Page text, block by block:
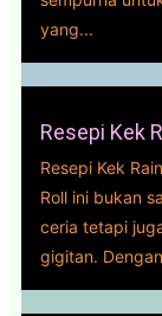
yang...
Resepi Kek
Resepi Kek
Roll ini bukan
ceria tetapi
gigitan.